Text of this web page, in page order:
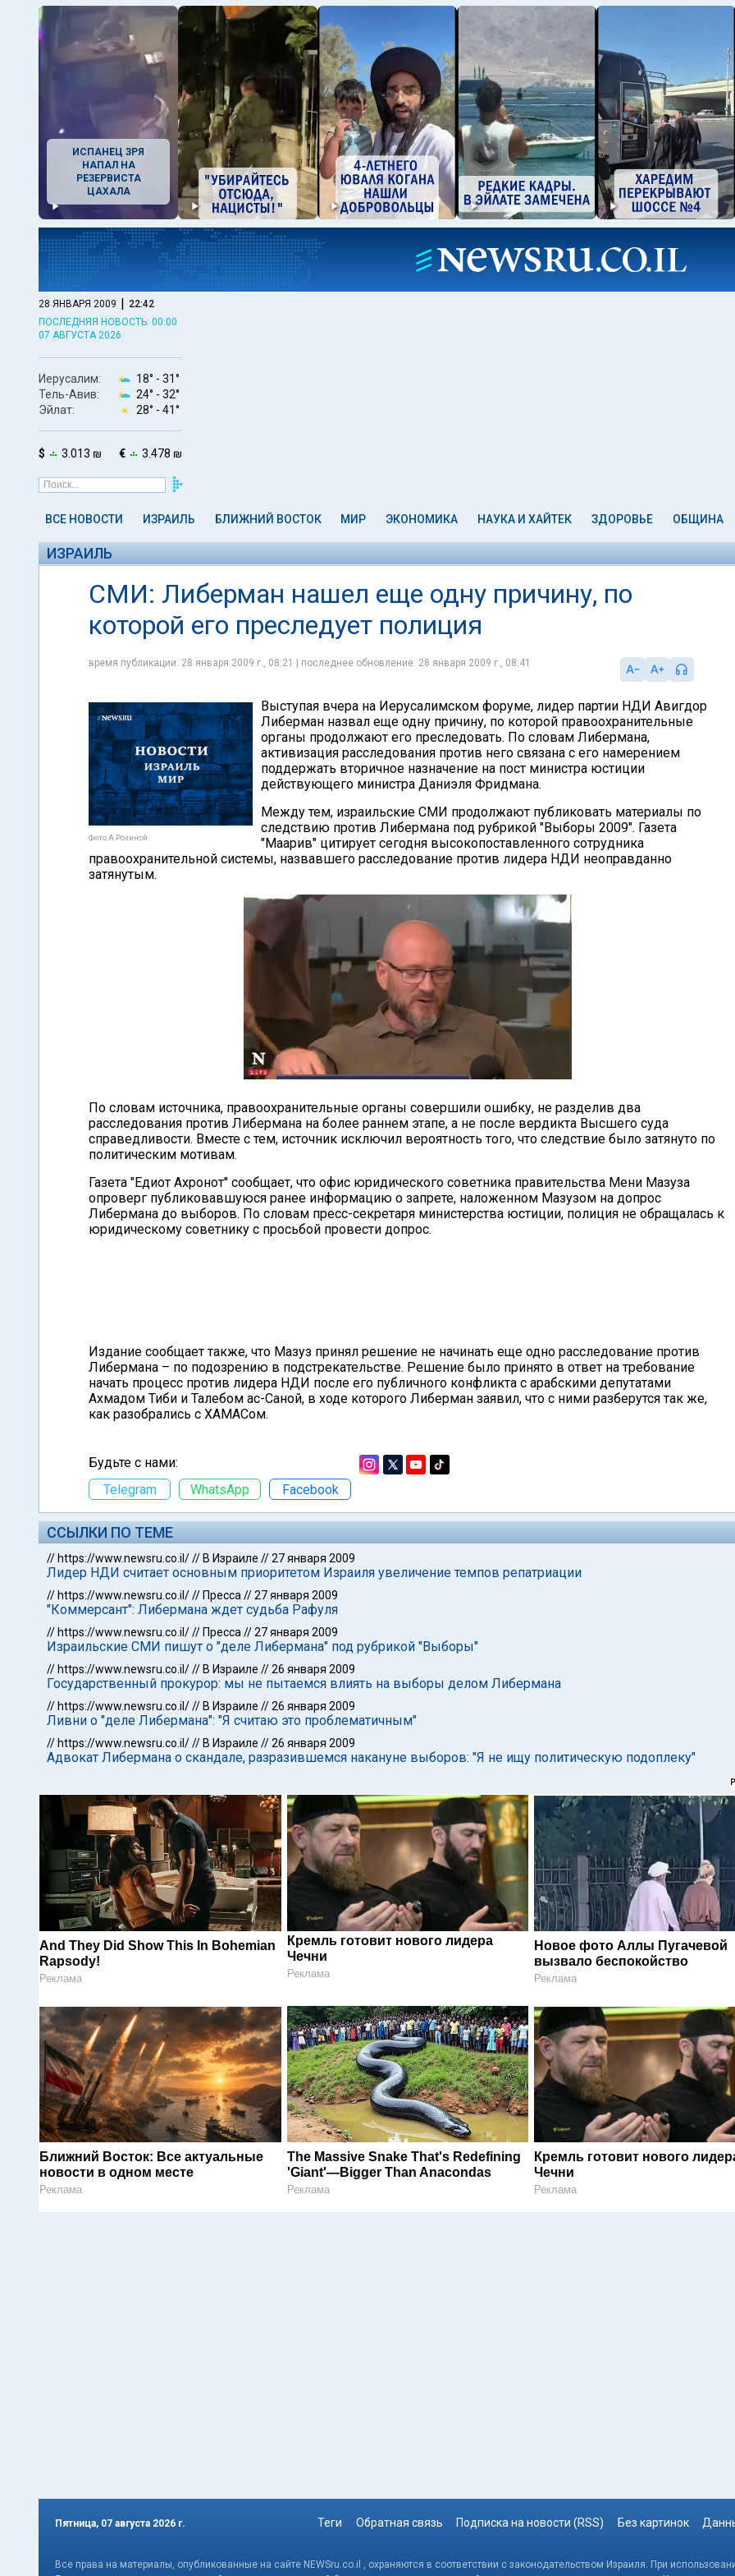
ИСПАНЕЦ ЗРЯ
НАПАЛ НА
РЕЗЕРВИСТА
ЦАХАЛА
28 ЯНВАРЯ 2009 | 22:42
ПОСЛЕДНЯЯ НОВОСТЬ: 00:00
07 АВГУСТА 2026
Иерусалим: 18° - 31°
Тель-Авив:
24° - 32°
Эйлат:
28° - 41°
$ 3.013 ₪ € 3.478 ₪
ВСЕ НОВОСТИ ИЗРАИЛЬ БЛИЖНИЙ ВОСТОК МИР ЭКОНОМИКА НАУКА И ХАЙТЕК ЗДОРОВЬЕ ОБЩИНА
ИЗРАИЛЬ
СМИ: Либерман нашел еще одну причину, по
которой его преследует полиция
время публикации: 28 января 2009 г., 08:21 | последнее обновление: 28 января 2009 г., 08:41
Фото А.Розиной
Выступая вчера на Иерусалимском форуме, лидер партии НДИ Авигдор
Либерман назвал еще одну причину, по которой правоохранительные
органы продолжают его преследовать. По словам Либермана,
активизация расследования против него связана с его намерением
поддержать вторичное назначение на пост министра юстиции
действующего министра Даниэля Фридмана.
Между тем, израильские СМИ продолжают публиковать материалы по
следствию против Либермана под рубрикой "Выборы 2009". Газета
"Маарив" цитирует сегодня высокопоставленного сотрудника
правоохранительной системы, назвавшего расследование против лидера НДИ неоправданно
затянутым.
По словам источника, правоохранительные органы совершили ошибку, не разделив два
расследования против Либермана на более раннем этапе, а не после вердикта Высшего суда
справедливости. Вместе с тем, источник исключил вероятность того, что следствие было затянуто по
политическим мотивам.
Газета "Едиот Ахронот" сообщает, что офис юридического советника правительства Мени Мазуза
опроверг публиковавшуюся ранее информацию о запрете, наложенном Мазузом на допрос
Либермана до выборов. По словам пресс-секретаря министерства юстиции, полиция не обращалась к
юридическому советнику с просьбой провести допрос.
Издание сообщает также, что Мазуз принял решение не начинать еще одно расследование против
Либермана – по подозрению в подстрекательстве. Решение было принято в ответ на требование
начать процесс против лидера НДИ после его публичного конфликта с арабскими депутатами
Ахмадом Тиби и Талебом ас-Саной, в ходе которого Либерман заявил, что с ними разберутся так же,
как разобрались с ХАМАСом.
Будьте с нами:
Telegram
WhatsApp Facebook
ССЫЛКИ ПО ТЕМЕ
// https://www.newsru.co.il/// В Израиле //27 января 2009
Лидер НДИ считает основным приоритетом Израиля увеличение темпов репатриации
// https://www.newsru.co.il/// Пресса //27 января 2009
"Коммерсант": Либермана ждет судьба Рафуля
// https://www.newsru.co.il/// Пресса //27 января 2009
Израильские СМИ пишут о "деле Либермана" под рубрикой "Выборы"
// https://www.newsru.co.il/// В Израиле //26 января 2009
Государственный прокурор: мы не пытаемся влиять на выборы делом Либермана
// https://www.newsru.co.il/// В Израиле //26 января 2009
Ливни о "деле Либермана": "Я считаю это проблематичным"
// https://www.newsru.co.il/// В Израиле //26 января 2009
Адвокат Либермана о скандале, разразившемся накануне выборов: "Я не ищу политическую подоплеку"
And They Did Show This In Bohemian
Rapsody!
Реклама
Кремль готовит нового лидера
Чечни
Реклама
Новое фото Аллы Пугачевой
вызвало беспокойство
Реклама
Ближний Восток: Все актуальные
новости в одном месте
Реклама
The Massive Snake That's Redefining
'Giant'—Bigger Than Anacondas
Реклама
Кремль готовит нового
Чечни
Реклама
Пятница, 07 августа 2026 г. Теги Обратная связь Подписка на новости (RSS) Без картинок
Все права на материалы, опубликованные на сайте NEWSru.co.il , охраняются в соответствии с законодательством Израиля. При